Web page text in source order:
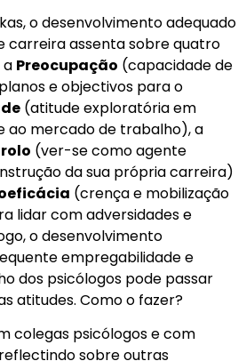
o desenvolvimento adequado
carreira assenta sobre quatro
a Preocupação (capacidade de
e objectivos para o
(atitude exploratória em
ao mercado de trabalho), a
(ver-se como agente
da sua própria carreira)
(crença e mobilização
lidar com adversidades e
o desenvolvimento
empregabilidade e
dos psicólogos pode passar
atitudes. Como o fazer?
colegas psicólogos e com
sobre outras